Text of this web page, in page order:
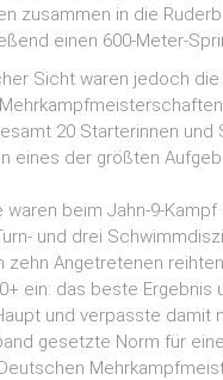
zusammen in die
einen 600-Meter-
Sicht waren jedoch
20 Starterinnen und
eines der größten
beim Jahn-9-Kampf
und drei
zehn Angetretenen
ein: das beste Ergebnis
und verpasste damit
gesetzte Norm für